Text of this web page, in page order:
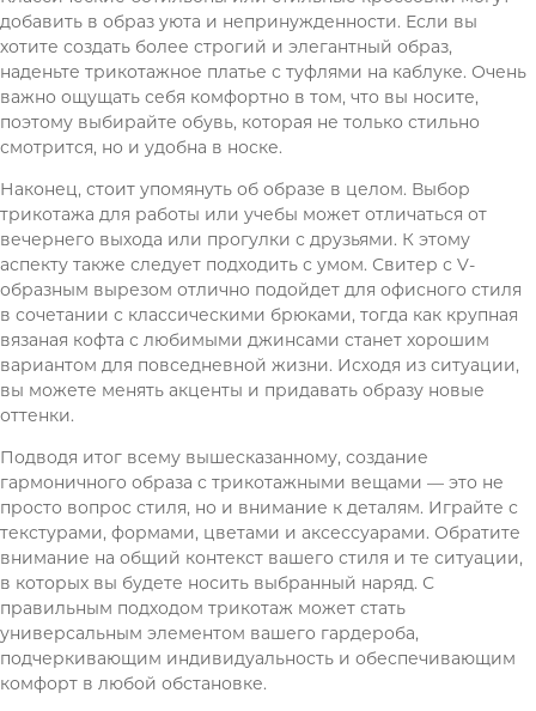
добавить в образ уюта и непринужденности. Если вы
хотите создать более строгий и элегантный образ,
наденьте трикотажное платье с туфлями на каблуке. Очень
важно ощущать себя комфортно в том, что вы носите,
поэтому выбирайте обувь, которая не только стильно
смотрится, но и удобна в носке.
Наконец, стоит упомянуть об образе в целом. Выбор
трикотажа для работы или учебы может отличаться от
вечернего выхода или прогулки с друзьями. К этому
аспекту также следует подходить с умом. Свитер с V-
образным вырезом отлично подойдет для офисного стиля
в сочетании с классическими брюками, тогда как крупная
вязаная кофта с любимыми джинсами станет хорошим
вариантом для повседневной жизни. Исходя из ситуации,
вы можете менять акценты и придавать образу новые
оттенки.
Подводя итог всему вышесказанному, создание
гармоничного образа с трикотажными вещами — это не
просто вопрос стиля, но и внимание к деталям. Играйте с
текстурами, формами, цветами и аксессуарами. Обратите
внимание на общий контекст вашего стиля и те ситуации,
в которых вы будете носить выбранный наряд. С
правильным подходом трикотаж может стать
универсальным элементом вашего гардероба,
подчеркивающим индивидуальность и обеспечивающим
комфорт в любой обстановке.